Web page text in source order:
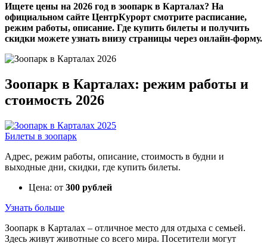
Ищете цены на 2026 год в зоопарк в Карталах? На
официальном сайте ЦентрКурорт смотрите расписание,
режим работы, описание. Где купить билеты и получить
скидки можете узнать внизу страницы через онлайн-форму.
Зоопарк в Карталах: режим работы и
стоимость 2026
Билеты в зоопарк
Адрес, режим работы, описание, стоимость в будни и
выходные дни, скидки, где купить билеты.
Цена: от 300 рублей
Узнать больше
Зоопарк в Карталах – отличное место для отдыха с семьей.
Здесь живут животные со всего мира. Посетители могут